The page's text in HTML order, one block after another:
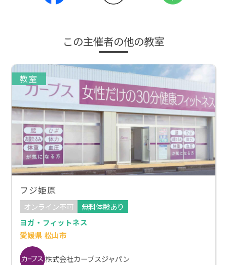
この主催者の他の教室
教室
フジ姫原
オンライン不可
無料体験あり
ヨガ・フィットネス
愛媛県 松山市
株式会社カーブスジャパン